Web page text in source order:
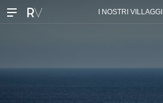
I NOSTRI VILLAGGI